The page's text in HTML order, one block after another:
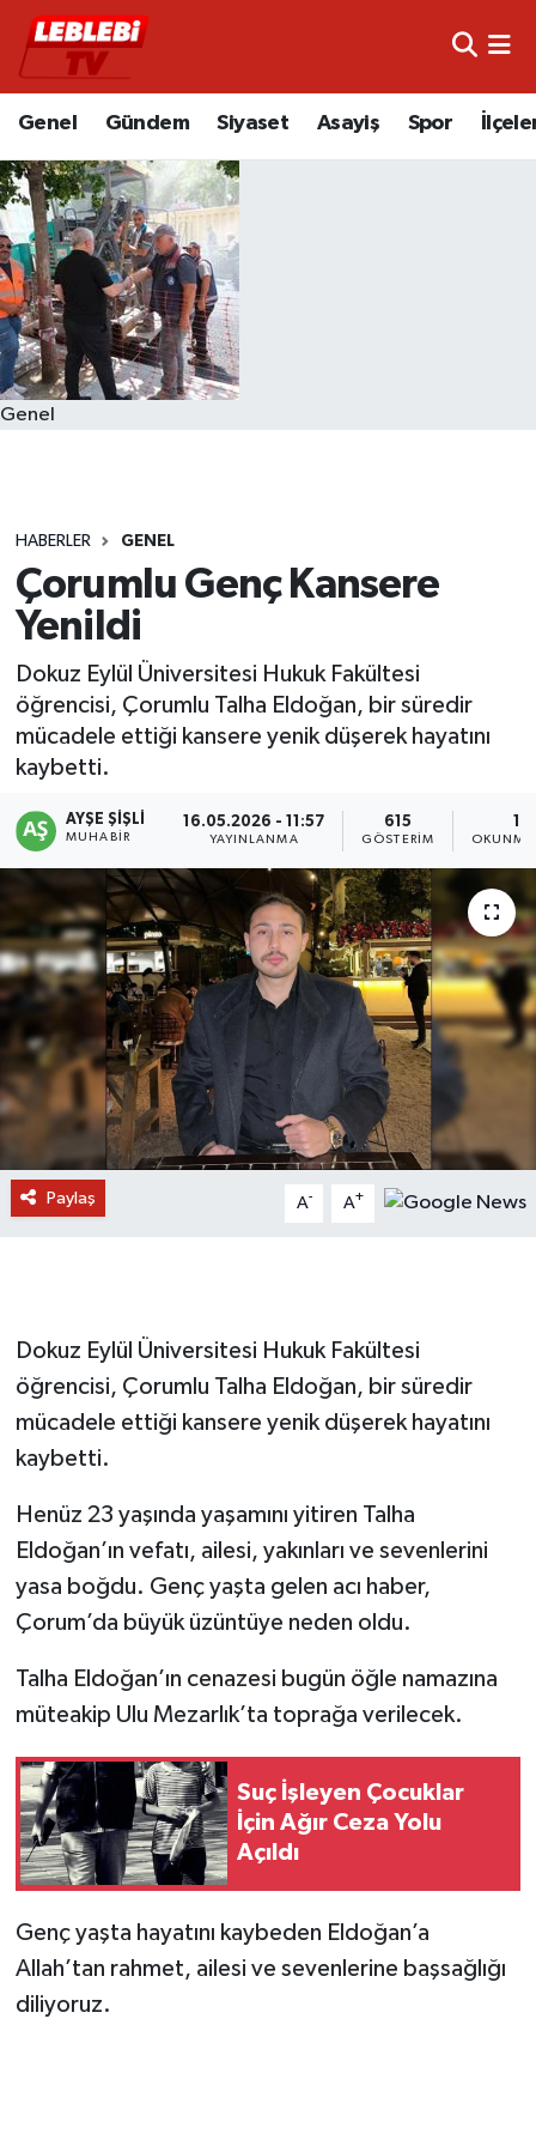
Genel Gündem Siyaset Asayiş Spor
Genel
HABERLER GENEL
Çorumlu Genç Kansere
Yenildi
Dokuz Eylül Üniversitesi Hukuk Fakültesi
öğrencisi, Çorumlu Talha Eldoğan, bir süredir
mücadele ettiği kansere yenik düşerek hayatını
kaybetti.
AYŞE ŞIŞLI
MUHABIR
16.05.2026 - 11:57
YAYINLANMA
615
GÖSTERIM
1
OKUNMA
Paylaş A- A+
Dokuz Eylül Üniversitesi Hukuk Fakültesi
öğrencisi, Çorumlu Talha Eldoğan, bir süredir
mücadele ettiği kansere yenik düşerek hayatını
kaybetti.
Henüz 23 yaşında yaşamını yitiren Talha
Eldoğan’ın vefatı, ailesi, yakınları ve sevenlerini
yasa boğdu. Genç yaşta gelen acı haber,
Çorum’da büyük üzüntüye neden oldu.
Talha Eldoğan’ın cenazesi bugün öğle namazına
müteakip Ulu Mezarlık’ta toprağa verilecek.
Suç İşleyen Çocuklar
İçin Ağır Ceza Yolu
Açıldı
Genç yaşta hayatını kaybeden Eldoğan’a
Allah’tan rahmet, ailesi ve sevenlerine başsağlığı
diliyoruz.
Hava Durumu
Trafik Durumu
Süper Lig Puan Durumu ve Fikstür
Tüm Manşetler
Son Dakika Haberleri